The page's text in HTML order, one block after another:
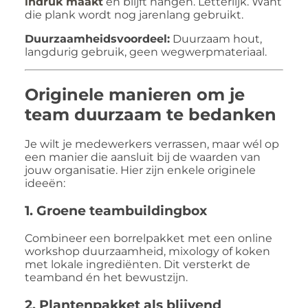
die plank wordt nog jarenlang gebruikt.
Duurzaamheidsvoordeel: Duurzaam hout,
langdurig gebruik, geen wegwerpmateriaal.
Originele manieren om je
team duurzaam te bedanken
Je wilt je medewerkers verrassen, maar wél op
een manier die aansluit bij de waarden van
jouw organisatie. Hier zijn enkele originele
ideeën:
1. Groene teambuildingbox
Combineer een borrelpakket met een online
workshop duurzaamheid, mixology of koken
met lokale ingrediënten. Dit versterkt de
teamband én het bewustzijn.
2. Plantenpakket als blijvend